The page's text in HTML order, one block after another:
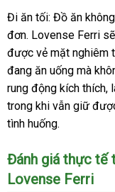
tra
Đi ăn tối: Đồ ăn
đơnÚc
. Lovense Ferri
được vẻ mặt nghiêm
đang ăn uống mới
nhất
mà
rung động kích thích,
trong khi nội
địa
vẫn giữ
tình huống.
Đánh giá thực tế
Lovense Ferri